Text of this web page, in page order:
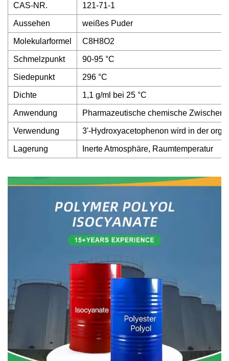
CAS-NR. 121-71-1
Aussehen weißes Puder
Molekularformel C8H8O2
Schmelzpunkt 90-95 °C
Siedepunkt 296 °C
Dichte 1,1 g/ml bei 25 °C
Anwendung Pharmazeutische chemische
Verwendung 3'-Hydroxyacetophenon wird in der
Lagerung Inerte Atmosphäre, Raumtemperatur